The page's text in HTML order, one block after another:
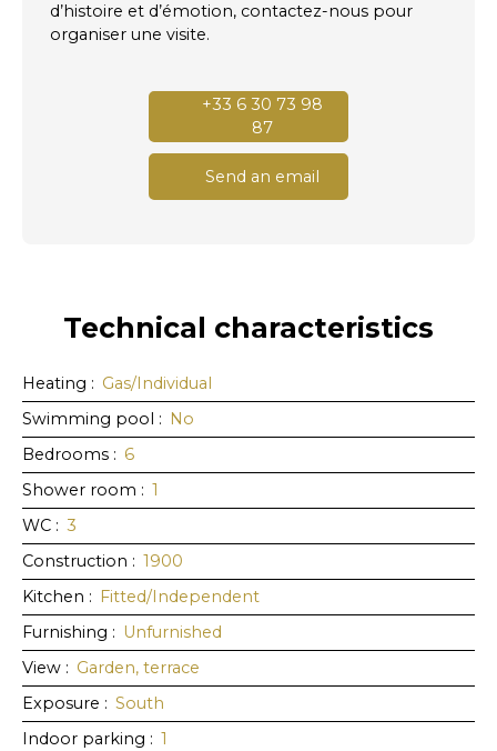
d’histoire et d’émotion, contactez-nous pour
organiser une visite.
+33 6 30 73 98
87
Send an email
Technical characteristics
Heating : Gas/Individual
Swimming pool :
No
Bedrooms : 6
Shower room : 1
WC : 3
Construction : 1900
Kitchen :
Fitted/Independent
Furnishing : Unfurnished
View : Garden, terrace
Exposure : South
Indoor parking : 1